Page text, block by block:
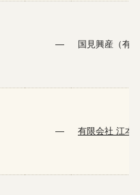
— 国見興産（有）
— 有限会社 江本